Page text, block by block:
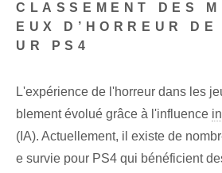
CLASSEMENT DES
EUX D’HORREUR
UR PS4
L'expérience de l'horreur dans les
blement évolué grâce à l'influence
(IA). Actuellement, il existe de
e survie pour PS4 qui bénéficient